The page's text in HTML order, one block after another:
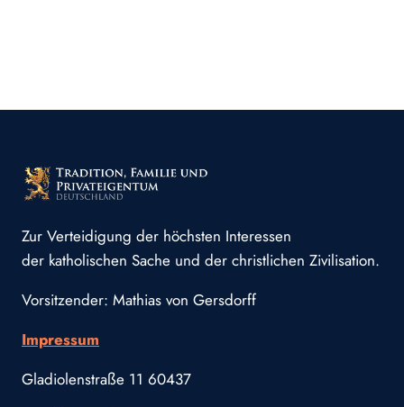
Zur Verteidigung der höchsten Interessen
der katholischen Sache und der christlichen Zivilisation.
Vorsitzender: Mathias von Gersdorff
Impressum
Gladiolenstraße 11 60437